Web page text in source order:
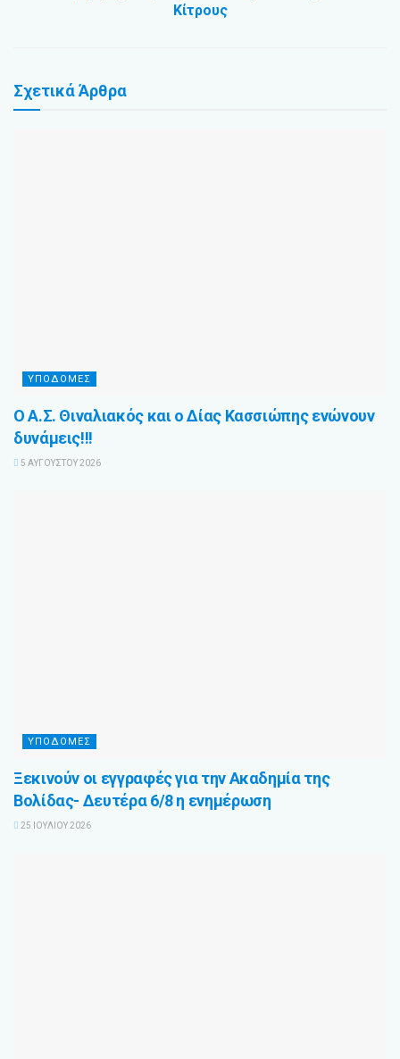
Κίτρους
ΣχετικάΆρθρα
ΥΠΟΔΟΜΈΣ
Ο Α.Σ. Θιναλιακός και ο Δίας Κασσιώπης ενώνουν
δυνάμεις!!!
5 ΑΥΓΟΎΣΤΟΥ 2026
ΥΠΟΔΟΜΈΣ
Ξεκινούν οι εγγραφές για την Ακαδημία της
Βολίδας- Δευτέρα 6/8 η ενημέρωση
25 ΙΟΥΛΊΟΥ 2026